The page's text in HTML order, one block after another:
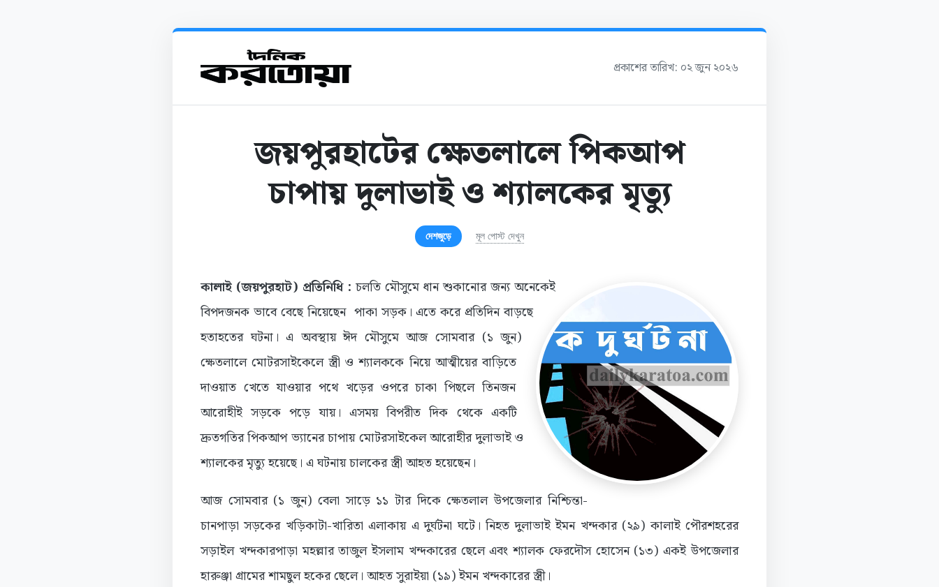
প্রকাশের তারিখ: ০২ জুন ২০২৬
জয়পুরহাটের ক্ষেতলালে পিকআপ
চাপায় দুলাভাই ও শ্যালকের মৃত্যু
দেশজুড়ে মূল পোস্ট দেখুন
কালাই (জয়পুরহাট) প্রতিনিধি : চলতি মৌসুমে ধান শুকানোর জন্য অনেকেই
বিপদজনক ভাবে বেছে নিয়েছেন পাকা সড়ক। এতে করে প্রতিদিন বাড়ছে
হতাহতের ঘটনা। এ অবস্থায় ঈদ মৌসুমে আজ সোমবার (১ জুন)
ক্ষেতলালে মোটরসাইকেলে স্ত্রী ও শ্যালককে নিয়ে আত্মীয়ের বাড়িতে
দাওয়াত খেতে যাওয়ার পথে খড়ের ওপরে চাকা পিছলে তিনজন
আরোহীই সড়কে পড়ে যায়। এসময় বিপরীত দিক থেকে একটি
দ্রুতগতির পিকআপ ভ্যানের চাপায় মোটরসাইকেল আরোহীর দুলাভাই ও
শ্যালকের মৃত্যু হয়েছে। এ ঘটনায় চালকের স্ত্রী আহত হয়েছেন।
আজ সোমবার (১ জুন) বেলা সাড়ে ১১ টার দিকে ক্ষেতলাল উপজেলার নিশ্চিন্তা-
চানপাড়া সড়কের খড়িকাটা-খারিতা এলাকায় এ দুর্ঘটনা ঘটে। নিহত দুলাভাই ইমন খন্দকার (২৯) কালাই পৌরশহরের
সড়াইল খন্দকারপাড়া মহল্লার তাজুল ইসলাম খন্দকারের ছেলে এবং শ্যালক ফেরদৌস হোসেন (১৩) একই উপজেলার
হারুঞ্জা গ্রামের শামছুল হকের ছেলে। আহত সুরাইয়া (১৯) ইমন খন্দকারের স্ত্রী।